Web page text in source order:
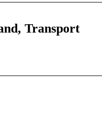
Transport